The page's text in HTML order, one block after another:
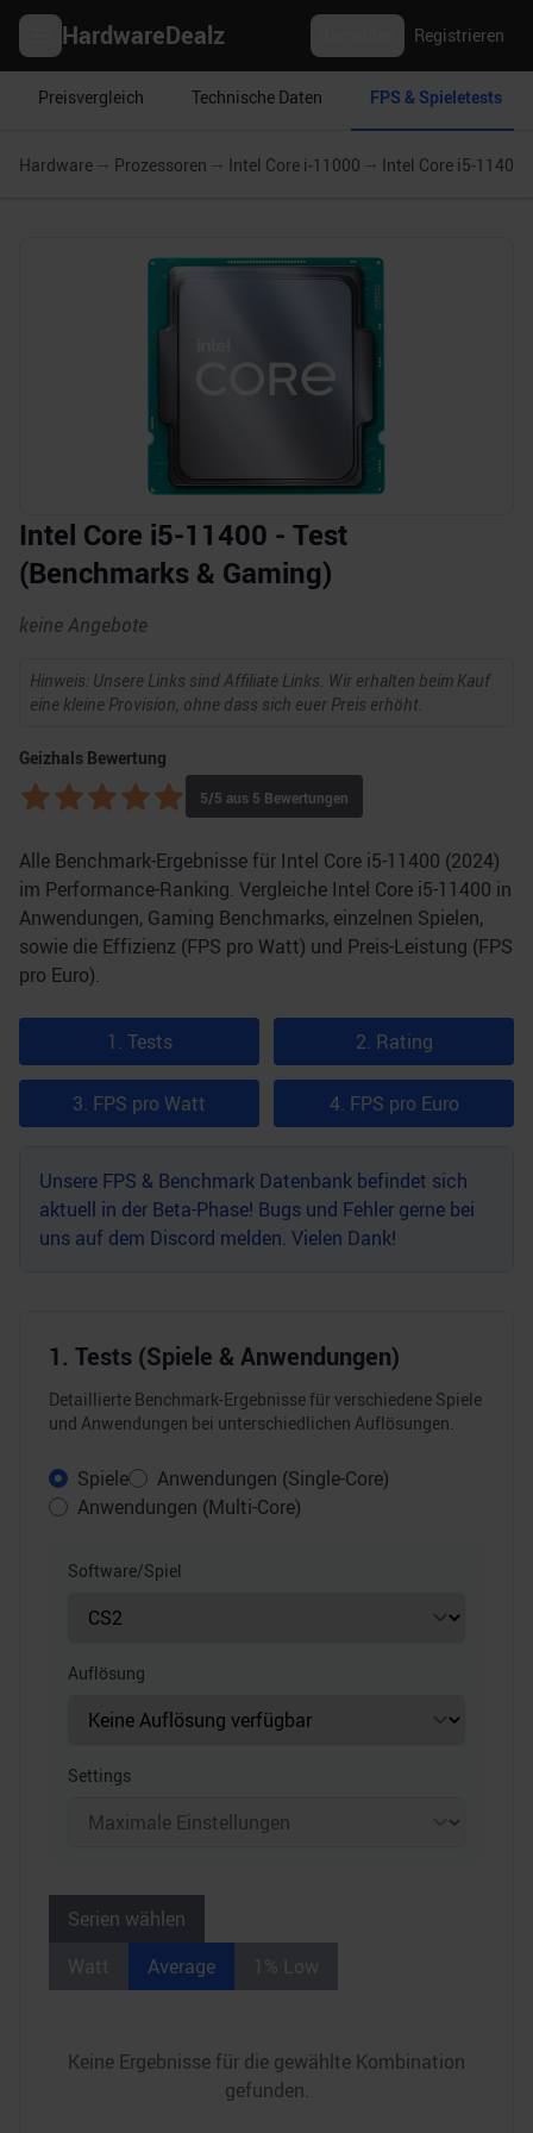
HardwareDealz Registrieren
Preisvergleich Technische Daten FPS & Spieletests
Hardware Prozessoren Intel Core i-11000 Intel Core i5-11400
Intel Core i5-11400 - Test
(Benchmarks & Gaming)
keine Angebote
Hinweis: Unsere Links sind Affiliate Links. Wir erhalten beim Kauf
eine kleine Provision, ohne dass sich euer Preis erhöht.
Geizhals Bewertung
5/5 aus 5 Bewertungen
Alle Benchmark-Ergebnisse für Intel Core i5-11400 (2024)
im Performance-Ranking. Vergleiche Intel Core i5-11400 in
Anwendungen, Gaming Benchmarks, einzelnen Spielen,
sowie die Effizienz (FPS pro Watt) und Preis-Leistung (FPS
pro Euro).
1. Tests 2. Rating
3. FPS pro Watt 4. FPS pro Euro
Unsere FPS & Benchmark Datenbank befindet sich
aktuell in der Beta-Phase! Bugs und Fehler gerne bei
uns auf dem Discord melden. Vielen Dank!
1. Tests (Spiele & Anwendungen)
Detaillierte Benchmark-Ergebnisse für verschiedene Spiele
und Anwendungen bei unterschiedlichen Auflösungen.
Spiele
Anwendungen (Single-Core)
Anwendungen (Multi-Core)
Software/Spiel
Auflösung
Settings
Serien wählen
Watt
Average 1% Low
Keine Ergebnisse für die gewählte Kombination
gefunden.